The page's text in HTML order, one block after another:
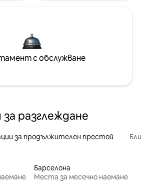
с обслужване
разглеждане
за продължителен престой
Барселона
Места за месечно наемане